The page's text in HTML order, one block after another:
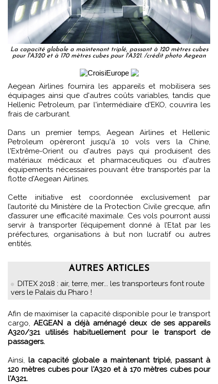
La capacité globale a maintenant triplé, passant à 120 mètres cubes
pour l'A320 et à 170 mètres cubes pour l'A321. /crédit photo Aegean
Aegean Airlines fournira les appareils et mobilisera ses
équipages ainsi que d'autres coûts variables, tandis que
Hellenic Petroleum, par l'intermédiaire d'EKO, couvrira les
frais de carburant.
Dans un premier temps, Aegean Airlines et Hellenic
Petroleum opèreront jusqu'à 10 vols vers la Chine,
l'Extrême-Orient ou d'autres pays qui produisent des
matériaux médicaux et pharmaceutiques ou d'autres
équipements nécessaires pouvant être transportés par la
flotte d'Aegean Airlines.
Cette initiative est coordonnée exclusivement par
l’autorité du Ministère de la Protection Civile grecque, afin
d’assurer une efficacité maximale. Ces vols pourront aussi
servir à transporter l’équipement donné à l’Etat par les
préfectures, organisations à but non lucratif ou autres
entités.
AUTRES ARTICLES
DITEX 2018 : air, terre, mer... les transporteurs font route
vers le Palais du Pharo !
Afin de maximiser la capacité disponible pour le transport
cargo,AEGEAN a déjà aménagé deux de ses appareils
A320/321 utilisés habituellement pour le transport de
passagers.
Ainsi, la capacité globale a maintenant triplé, passant à
120 mètres cubes pour l'A320 et à 170 mètres cubes pour
l'A321.